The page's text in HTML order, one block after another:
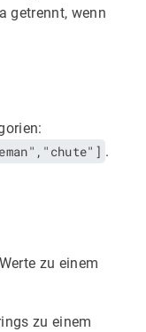
getrennt, wenn
.
zu einem
zu einem